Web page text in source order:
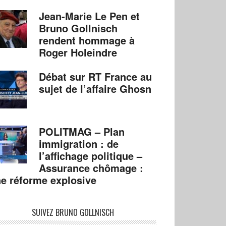
Jean-Marie Le Pen et
Bruno Gollnisch
rendent hommage à
Roger Holeindre
Débat sur RT France au
sujet de l’affaire Ghosn
POLITMAG – Plan
immigration : de
l’affichage politique –
Assurance chômage :
réforme explosive
SUIVEZ BRUNO GOLLNISCH